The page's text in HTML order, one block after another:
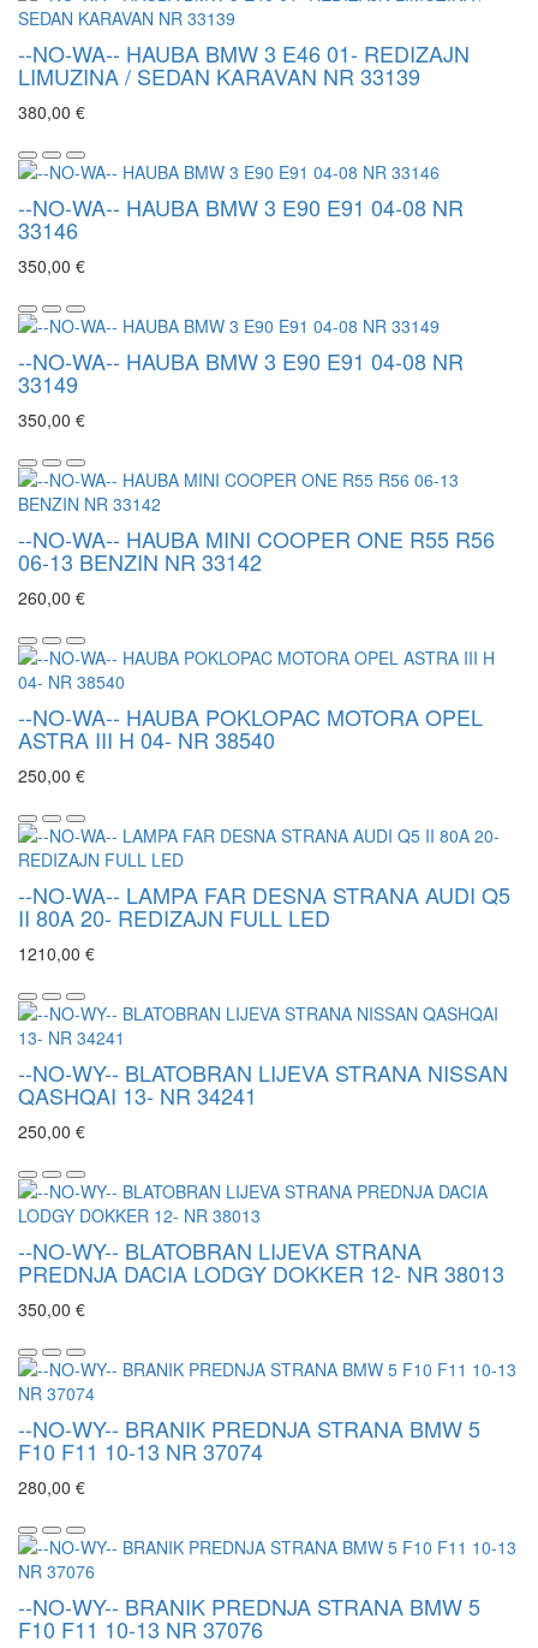
--NO-WA-- HAUBA BMW 3 E46 01- REDIZAJN
LIMUZINA / SEDAN KARAVAN NR 33139
380,00 €
--NO-WA-- HAUBA BMW 3 E90 E91 04-08 NR
33146
350,00 €
--NO-WA-- HAUBA BMW 3 E90 E91 04-08 NR
33149
350,00 €
--NO-WA-- HAUBA MINI COOPER ONE R55 R56
06-13 BENZIN NR 33142
260,00 €
--NO-WA-- HAUBA POKLOPAC MOTORA OPEL
ASTRA III H 04- NR 38540
250,00 €
--NO-WA-- LAMPA FAR DESNA STRANA AUDI Q5
II 80A 20- REDIZAJN FULL LED
1210,00 €
--NO-WY-- BLATOBRAN LIJEVA STRANA NISSAN
QASHQAI 13- NR 34241
250,00 €
--NO-WY-- BLATOBRAN LIJEVA STRANA
PREDNJA DACIA LODGY DOKKER 12- NR 38013
350,00 €
--NO-WY-- BRANIK PREDNJA STRANA BMW 5
F10 F11 10-13 NR 37074
280,00 €
--NO-WY-- BRANIK PREDNJA STRANA BMW 5
F10 F11 10-13 NR 37076